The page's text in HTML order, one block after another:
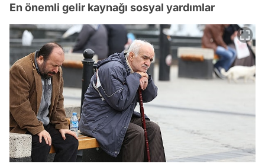
En önemli gelir kaynağı sosyal yardımlar